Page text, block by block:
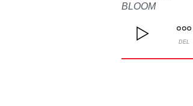
BLOOM
DEL